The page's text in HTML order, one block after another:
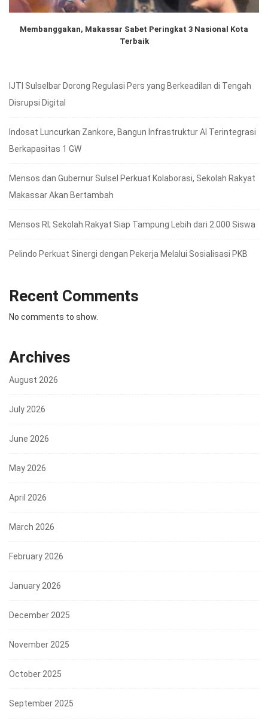
Membanggakan, Makassar Sabet Peringkat 3 Nasional Kota
Terbaik
IJTI Sulselbar Dorong Regulasi Pers yang Berkeadilan di Tengah
Disrupsi Digital
Indosat Luncurkan Zankore, Bangun Infrastruktur AI Terintegrasi
Berkapasitas 1 GW
Mensos dan Gubernur Sulsel Perkuat Kolaborasi, Sekolah Rakyat
Makassar Akan Bertambah
Mensos RI; Sekolah Rakyat Siap Tampung Lebih dari 2.000 Siswa
Pelindo Perkuat Sinergi dengan Pekerja Melalui Sosialisasi PKB
Recent Comments
No comments to show.
Archives
August 2026
July 2026
June 2026
May 2026
April 2026
March 2026
February 2026
January 2026
December 2025
November 2025
October 2025
September 2025